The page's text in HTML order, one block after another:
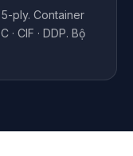
ply. Container
CIF · DDP. Bộ